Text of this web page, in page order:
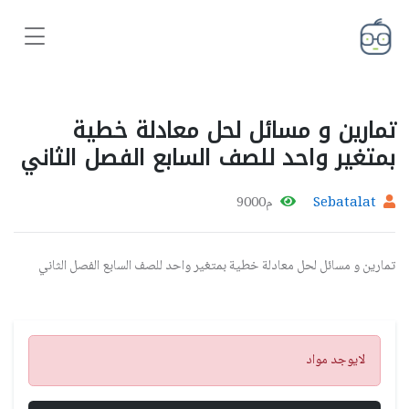
تمارين و مسائل لحل معادلة خطية
بمتغير واحد للصف السابع الفصل الثاني
Sebatalat م9000
تمارين و مسائل لحل معادلة خطية بمتغير واحد للصف السابع الفصل الثاني
تنبيه
لايوجد مواد